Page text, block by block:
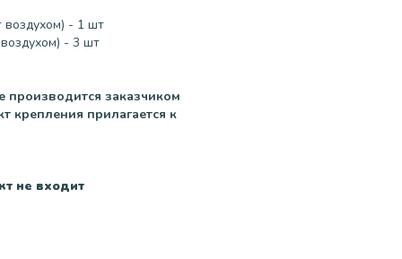
- 1 шт
- 3 шт
производится заказчиком
крепления прилагается к
не входит